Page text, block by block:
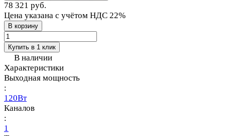
78 321 руб.
Цена указана с учётом НДС 22%
В корзину
Купить в 1 клик
В наличии
Характеристики
Выходная мощность
:
120Вт
Каналов
:
1